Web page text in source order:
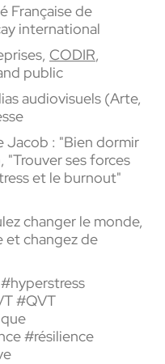
Française de
international
CODIR,
public
audiovisuels (Arte,
Jacob : "Bien dormir
"Trouver ses forces
et le burnout"
changer le monde,
et changez de
#QVT
#résilience